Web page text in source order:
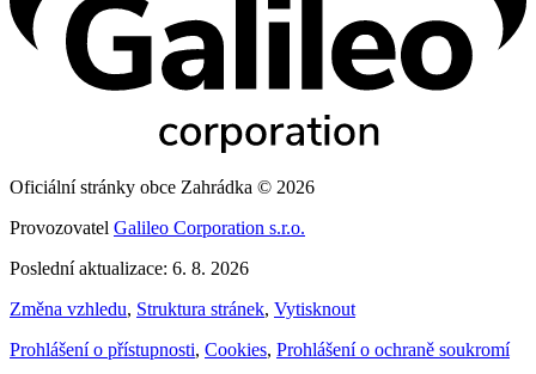
Oficiální stránky obce Zahrádka © 2026
Provozovatel Galileo Corporation s.r.o.
Poslední aktualizace: 6. 8. 2026
Změna vzhledu, Struktura stránek, Vytisknout
Prohlášení o přístupnosti, Cookies, Prohlášení o ochraně soukromí